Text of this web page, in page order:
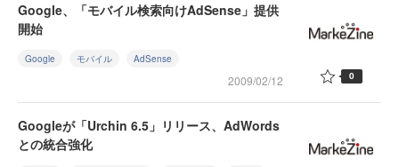
Google、「モバイル検索向けAdSense」提供
開始
Google モバイル AdSense
2009/02/12 0
Googleが「Urchin 6.5」リリース、AdWords
との統合強化